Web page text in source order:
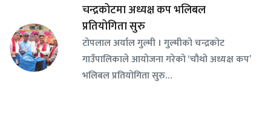
चन्द्रकोटमा अध्यक्ष कप भलिबल
प्रतियोगिता सुरु
टोपलाल अर्याल गुल्मी । गुल्मीको चन्द्रकोट
गाउँपालिकाले आयोजना गरेको ‘चौथो अध्यक्ष कप’
भलिबल प्रतियोगिता सुरु…